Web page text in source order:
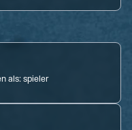
als:spieler